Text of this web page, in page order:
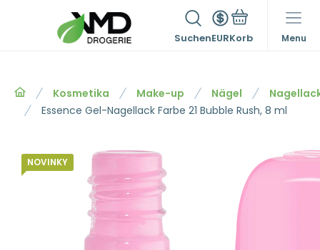
SuchenEUR Menu
Kosmetika Make-up Nägel
Essence Gel-Nagellack Farbe 21 Bubble Rush, 8 ml
NOVINKY